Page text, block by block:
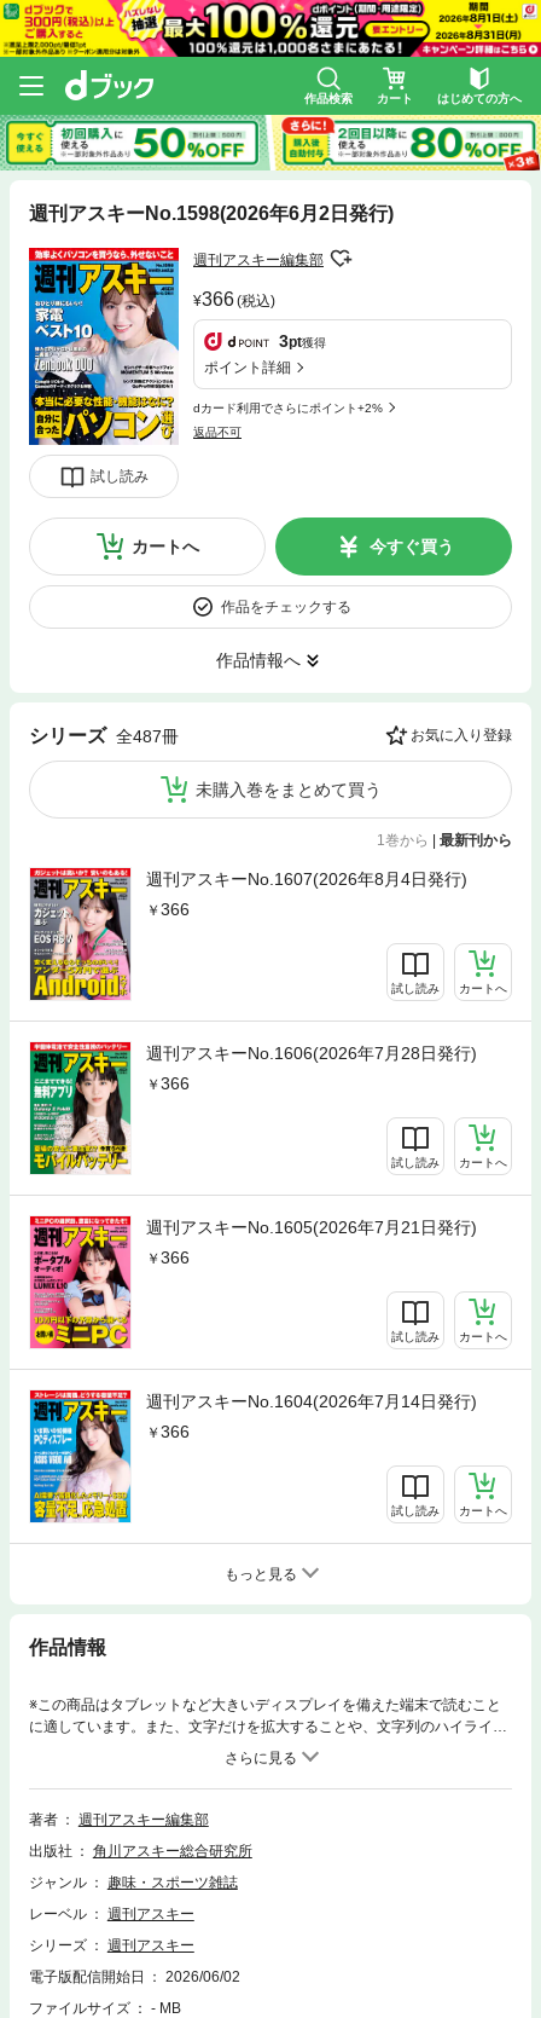
作品検索 カート はじめての方へ
週刊アスキーNo.1598(2026年6月2日発行)
試し読み
週刊アスキー編集部
366(税込)
3pt獲得
ポイント詳細
dカード利用でさらにポイント+2%
返品不可
カートへ 今すぐ買う
作品をチェックする
作品情報へ
シリーズ 全487冊 お気に入り登録
未購入巻をまとめて買う
1巻から 最新刊から
週刊アスキーNo.1607(2026年8月4日発行)
366
試し読み カートへ
週刊アスキーNo.1606(2026年7月28日発行)
366
試し読み カートへ
週刊アスキーNo.1605(2026年7月21日発行)
366
試し読み カートへ
週刊アスキーNo.1604(2026年7月14日発行)
366
試し読み カートへ
もっと見る
作品情報
※この商品はタブレットなど大きいディスプレイを備えた端末で読むこと
に適しています。また、文字だけを拡大することや、文字列のハイライ
ト、検索、辞書の参照、引用などの機能が使用できません。表紙の人：塚
本恋乃葉【NEWS】グーグルのGemini搭載オーディオグラスゼンハイザー
史上最強のノイキャンヘッドフォン、MOMENTUM 5 Wireless【特集】自
分に合ったPCを見つける（おすすめ）家電ベスト10【連載】ASCII Power
探検隊JavaScriptの部屋今週のねこちゃん写真館今週のグルメASCII倶楽部
に行こう!!コラムジャングル今週のグラビア表紙の人今週の運勢NeXT＝完
著者
週刊アスキー編集部
出版社
角川アスキー総合研究所
ジャンル
趣味・スポーツ雑誌
レーベル
週刊アスキー
シリーズ
週刊アスキー
電子版配信開始日
2026/06/02
ファイルサイズ
- MB